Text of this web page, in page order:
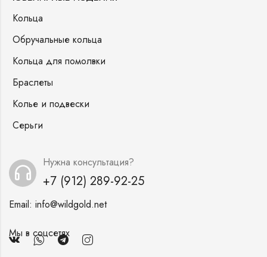
Кольца
Обручальные кольца
Кольца для помолвки
Браслеты
Колье и подвески
Серьги
Нужна консультация?
+7 (912) 289-92-25
Email: info@wildgold.net
Мы в соцсетях